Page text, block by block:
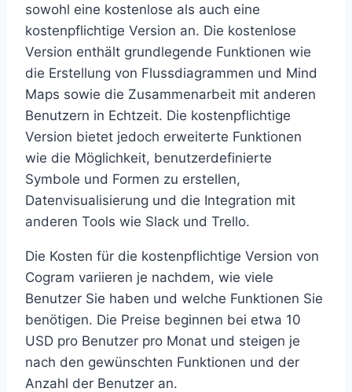
sowohl eine kostenlose als auch eine
kostenpflichtige Version an. Die kostenlose
Version enthält grundlegende Funktionen wie
die Erstellung von Flussdiagrammen und Mind
Maps sowie die Zusammenarbeit mit anderen
Benutzern in Echtzeit. Die kostenpflichtige
Version bietet jedoch erweiterte Funktionen
wie die Möglichkeit, benutzerdefinierte
Symbole und Formen zu erstellen,
Datenvisualisierung und die Integration mit
anderen Tools wie Slack und Trello.
Die Kosten für die kostenpflichtige Version von
Cogram variieren je nachdem, wie viele
Benutzer Sie haben und welche Funktionen Sie
benötigen. Die Preise beginnen bei etwa 10
USD pro Benutzer pro Monat und steigen je
nach den gewünschten Funktionen und der
Anzahl der Benutzer an.